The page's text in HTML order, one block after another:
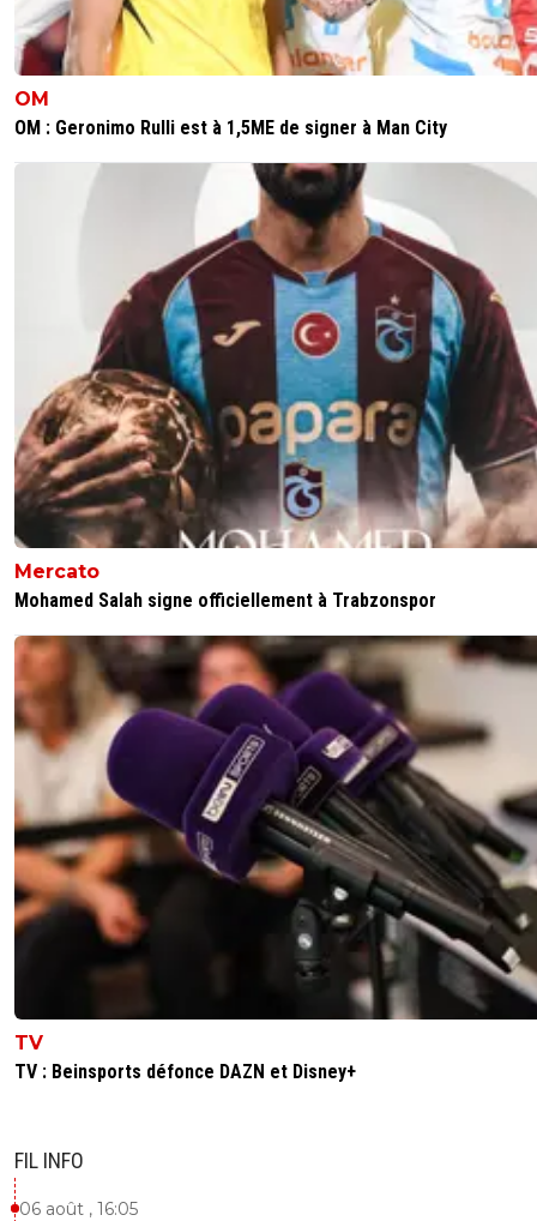
OM
OM : Geronimo Rulli est à 1,5ME de signer à Man City
Mercato
Mohamed Salah signe officiellement à Trabzonspor
TV
TV : Beinsports défonce DAZN et Disney+
FIL INFO
06 août , 16:05